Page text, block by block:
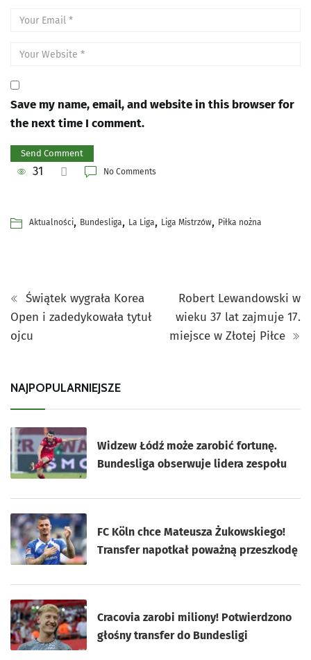
Save my name, email, and website in this browser for
the next time I comment.
31 No Comments
Aktualności, Bundesliga, La Liga, Liga Mistrzów, Piłka nożna
Świątek wygrała Korea
Open i zadedykowała tytuł
ojcu
Robert Lewandowski w
wieku 37 lat zajmuje 17.
miejsce w Złotej Piłce
NAJPOPULARNIEJSZE
Widzew Łódź może zarobić fortunę.
Bundesliga obserwuje lidera zespołu
FC Köln chce Mateusza Żukowskiego!
Transfer napotkał poważną przeszkodę
Cracovia zarobi miliony! Potwierdzono
głośny transfer do Bundesligi